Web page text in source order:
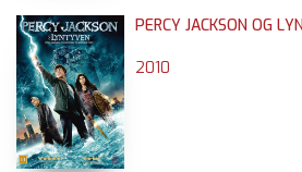
PERCY JACKSON OG
2010